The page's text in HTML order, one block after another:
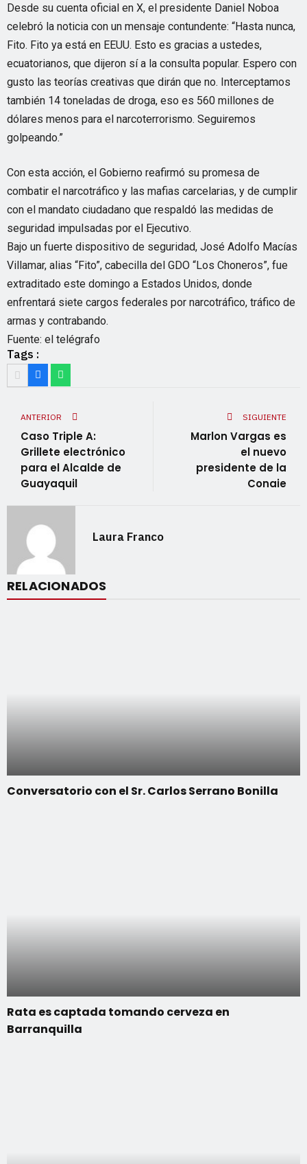
Desde su cuenta oficial en X, el presidente Daniel Noboa
celebró la noticia con un mensaje contundente: “Hasta nunca,
Fito. Fito ya está en EEUU. Esto es gracias a ustedes,
ecuatorianos, que dijeron sí a la consulta popular. Espero con
gusto las teorías creativas que dirán que no. Interceptamos
también 14 toneladas de droga, eso es 560 millones de
dólares menos para el narcoterrorismo. Seguiremos
golpeando.”
Con esta acción, el Gobierno reafirmó su promesa de
combatir el narcotráfico y las mafias carcelarias, y de cumplir
con el mandato ciudadano que respaldó las medidas de
seguridad impulsadas por el Ejecutivo.
Bajo un fuerte dispositivo de seguridad, José Adolfo Macías
Villamar, alias “Fito”, cabecilla del GDO “Los Choneros”, fue
extraditado este domingo a Estados Unidos, donde
enfrentará siete cargos federales por narcotráfico, tráfico de
armas y contrabando.
Fuente: el telégrafo
Tags :
ANTERIOR
Caso Triple A:
Grillete electrónico
para el Alcalde de
Guayaquil
SIGUIENTE
Marlon Vargas es
el nuevo
presidente de la
Conaie
Laura Franco
RELACIONADOS
Conversatorio con el Sr. Carlos Serrano Bonilla
Rata es captada tomando cerveza en
Barranquilla